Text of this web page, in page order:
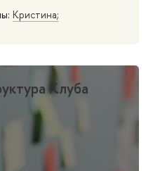
Кристина;
Клуба